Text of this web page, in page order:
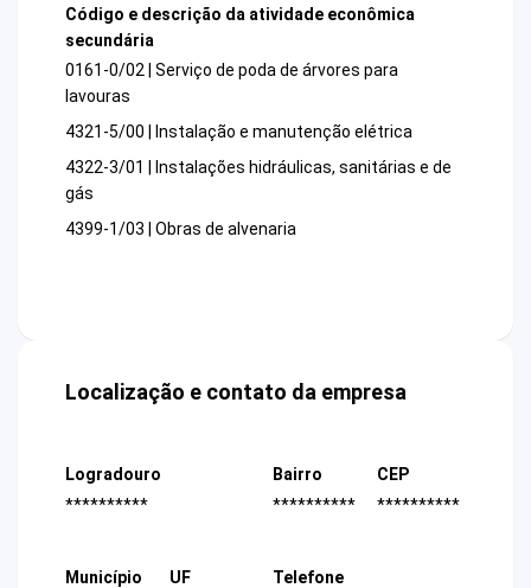
Código e descrição da atividade econômica
secundária
0161-0/02 | Serviço de poda de árvores para
lavouras
4321-5/00 | Instalação e manutenção elétrica
4322-3/01 | Instalações hidráulicas, sanitárias e de
gás
4399-1/03 | Obras de alvenaria
Localização e contato da empresa
Logradouro
**********
Bairro
**********
CEP
**********
Município
UF
Telefone